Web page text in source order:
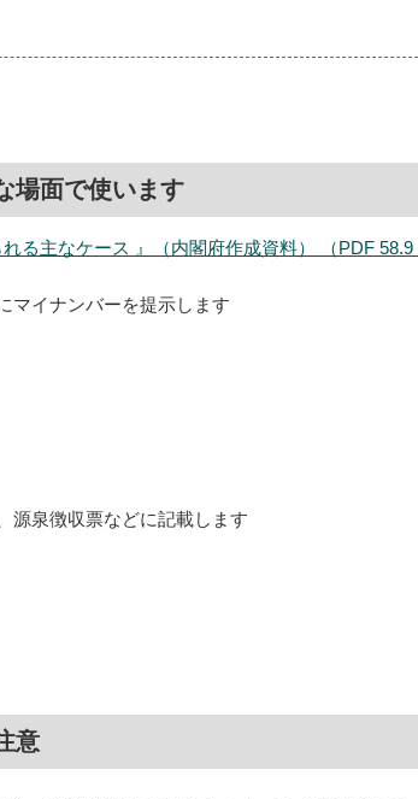
場面で使います
れる主なケース 』（内閣府作成資料） （PDF 58.9
マイナンバーを提示します
源泉徴収票などに記載します
意